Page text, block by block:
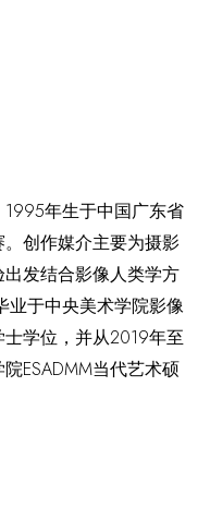
年生于中国广东省
创作媒介主要为摄影
发结合影像人类学方
业于中央美术学院影像
学位，并从2019年至
ESADMM当代艺术硕